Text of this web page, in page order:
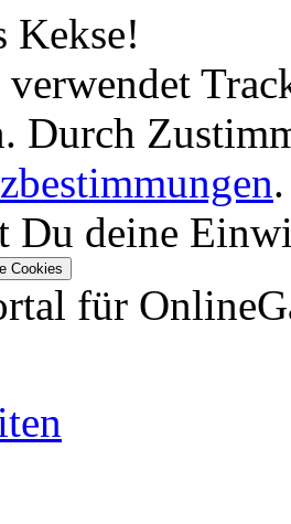
Kekse!
verwendet
Durch
.
Du deine
für